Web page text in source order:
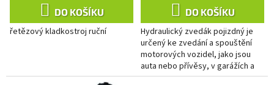
DO KOŠÍKU
řetězový kladkostroj ruční
DO KOŠÍKU
Hydraulický zvedák pojizdný je
určený ke zvedání a spouštění
motorových vozidel, jako jsou
auta nebo přívěsy, v garážích a
autodílnách. Snadno se používá,